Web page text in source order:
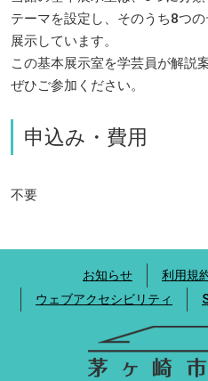
テーマを設定し、そのうち8つ
展示しています。
この基本展示室を学芸員が解説
ぜひご参加ください。
申込み・費用
不要
お知らせ 利用規
ウェブアクセシビリティ